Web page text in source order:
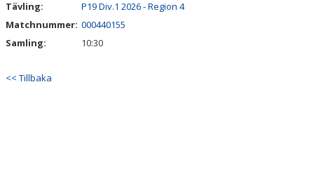
Tävling:
P19 Div.1 2026 - Region 4
Matchnummer: 000440155
Samling:
10:30
<< Tillbaka